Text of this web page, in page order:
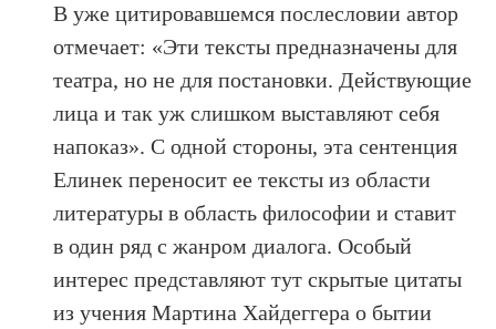
В уже цитировавшемся послесловии автор
отмечает: «Эти тексты предназначены для
театра, но не для постановки. Действующие
лица и так уж слишком выставляют себя
напоказ». С одной стороны, эта сентенция
Елинек переносит ее тексты из области
литературы в область философии и ставит
в один ряд с жанром диалога. Особый
интерес представляют тут скрытые цитаты
из учения Мартина Хайдеггера о бытии